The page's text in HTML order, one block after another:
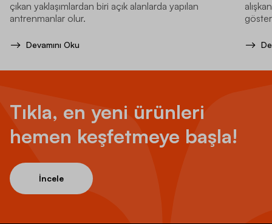
çıkan yaklaşımlardan biri açık alanlarda yapılan
antrenmanlar olur.
Devamını Oku
Tıkla, en yeni ürünleri
hemen keşfetmeye başla!
İncele